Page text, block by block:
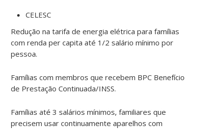
CELESC
Redução na tarifa de energia elétrica para famílias
com renda per capita até 1/2 salário mínimo por
pessoa.
Famílias com membros que recebem BPC Benefício
de Prestação Continuada/INSS.
Famílias até 3 salários mínimos, familiares que
precisem usar continuamente aparelhos com